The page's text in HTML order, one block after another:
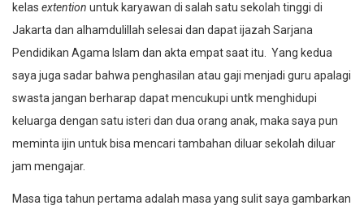
kelas extention untuk karyawan di salah satu sekolah tinggi di
Jakarta dan alhamdulillah selesai dan dapat ijazah Sarjana
Pendidikan Agama Islam dan akta empat saat itu. Yang kedua
saya juga sadar bahwa penghasilan atau gaji menjadi guru apalagi
swasta jangan berharap dapat mencukupi untk menghidupi
keluarga dengan satu isteri dan dua orang anak, maka saya pun
meminta ijin untuk bisa mencari tambahan diluar sekolah diluar
jam mengajar.
Masa tiga tahun pertama adalah masa yang sulit saya gambarkan